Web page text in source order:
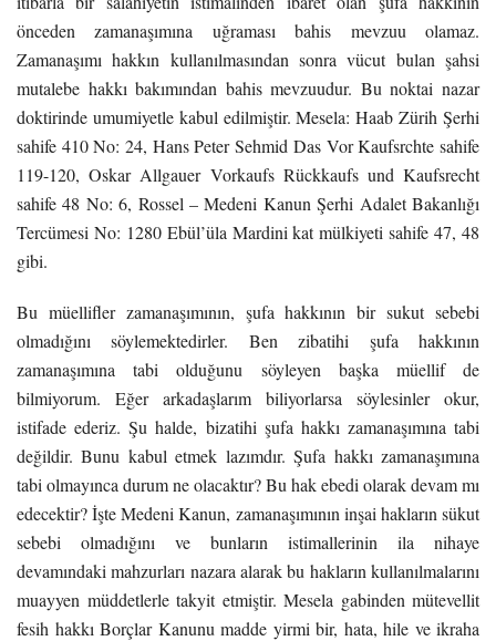
önceden zamanaşımına uğraması bahis mevzuu olamaz.
Zamanaşımı hakkın kullanılmasından sonra vücut bulan şahsi
mutalebe hakkı bakımından bahis mevzuudur. Bu noktai nazar
doktirinde umumiyetle kabul edilmiştir. Mesela: Haab Zürih Şerhi
sahife 410 No: 24, Hans Peter Sehmid Das Vor Kaufsrchte sahife
119-120, Oskar Allgauer Vorkaufs Rückkaufs und Kaufsrecht
sahife 48 No: 6, Rossel – Medeni Kanun Şerhi Adalet Bakanlığı
Tercümesi No: 1280 Ebül’üla Mardini kat mülkiyeti sahife 47, 48
gibi.
Bu müellifler zamanaşımının, şufa hakkının bir sukut sebebi
olmadığını söylemektedirler. Ben zibatihi şufa hakkının
zamanaşımına tabi olduğunu söyleyen başka müellif de
bilmiyorum. Eğer arkadaşlarım biliyorlarsa söylesinler okur,
istifade ederiz. Şu halde, bizatihi şufa hakkı zamanaşımına tabi
değildir. Bunu kabul etmek lazımdır. Şufa hakkı zamanaşımına
tabi olmayınca durum ne olacaktır? Bu hak ebedi olarak devam mı
edecektir? İşte Medeni Kanun, zamanaşımının inşai hakların sükut
sebebi olmadığını ve bunların istimallerinin ila nihaye
devamındaki mahzurları nazara alarak bu hakların kullanılmalarını
muayyen müddetlerle takyit etmiştir. Mesela gabinden mütevellit
fesih hakkı Borçlar Kanunu madde yirmi bir, hata, hile ve ikraha